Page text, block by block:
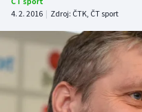
Atletika
Cyklistika
DALŠÍ SPORTY
4. 2. 2016 | Zdroj: ČTK, ČT sport